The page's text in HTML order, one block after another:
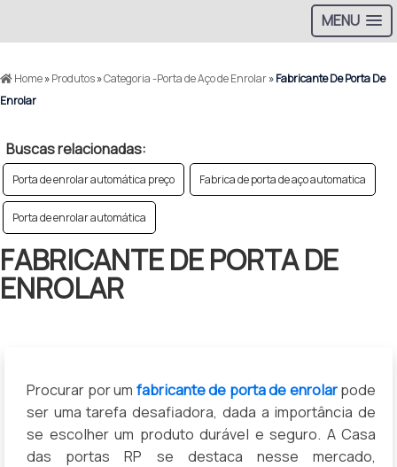
MENU
Home»Produtos»Categoria -Porta de Aço de Enrolar»Fabricante De Porta De
Enrolar
Buscas relacionadas:
Porta de enrolar automática preço Fabrica de porta de aço automatica
Porta de enrolar automática
FABRICANTE DE PORTA DE
ENROLAR
Procurar por um fabricante de porta de enrolarpode
ser uma tarefa desafiadora, dada a importância de
se escolher um produto durável e seguro. A Casa
das portas RP se destaca nesse mercado,